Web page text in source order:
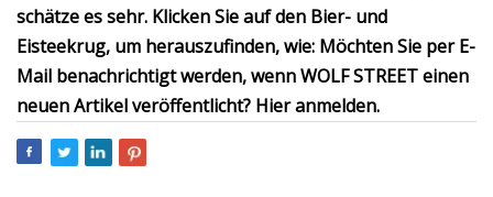
schätze es sehr. Klicken Sie auf den Bier- und
Eisteekrug, um herauszufinden, wie: Möchten Sie per E-
Mail benachrichtigt werden, wenn WOLF STREET einen
neuen Artikel veröffentlicht? Hier anmelden.